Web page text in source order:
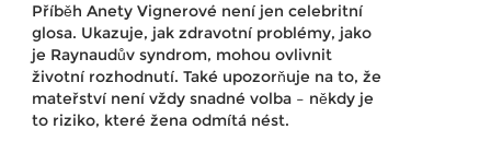
Příběh Anety Vignerové není jen celebritní
glosa. Ukazuje, jak zdravotní problémy, jako
je Raynaudův syndrom, mohou ovlivnit
životní rozhodnutí. Také upozorňuje na to, že
mateřství není vždy snadné volba – někdy je
to riziko, které žena odmítá nést.